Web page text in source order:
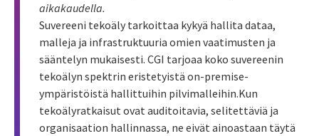
aikakaudella.
Suvereeni tekoäly tarkoittaa kykyä hallita dataa,
malleja ja infrastruktuuria omien vaatimusten ja
sääntelyn mukaisesti. CGI tarjoaa koko suvereenin
tekoälyn spektrin eristetyistä on-premise-
ympäristöistä hallittuihin pilvimalleihin.Kun
tekoälyratkaisut ovat auditoitavia, selitettäviä ja
organisaation hallinnassa, ne eivät ainoastaan täytä